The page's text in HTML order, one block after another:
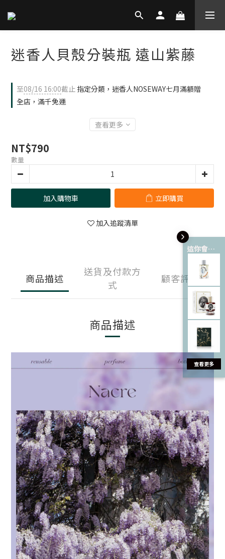
這你會愛 💘
迷香人貝殼分裝瓶 遠山紫藤
至08/16 16:00截止 指定分類，迷香人NOSEWAY七月滿額贈
全店，滿千免運
查看更多
NT$790
數量
加入購物車 立即購買
加入追蹤清單
商品描述
送貨及付款方
式
顧客評價
商品描述